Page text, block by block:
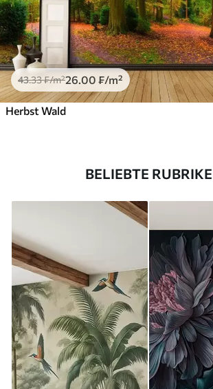
43.33₣/m²26.00 ₣/m²
Herbst Wald
BELIEBTE